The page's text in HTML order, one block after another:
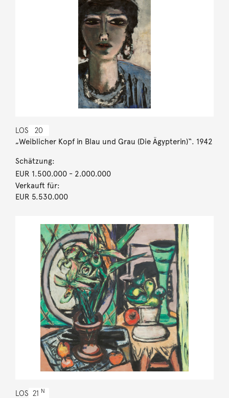
LOS 20
„Weiblicher Kopf in Blau und Grau (Die Ägypterin)“. 1942
Schätzung:
EUR 1.500.000- 2.000.000
Verkauft für:
EUR 5.530.000
LOS 21 N